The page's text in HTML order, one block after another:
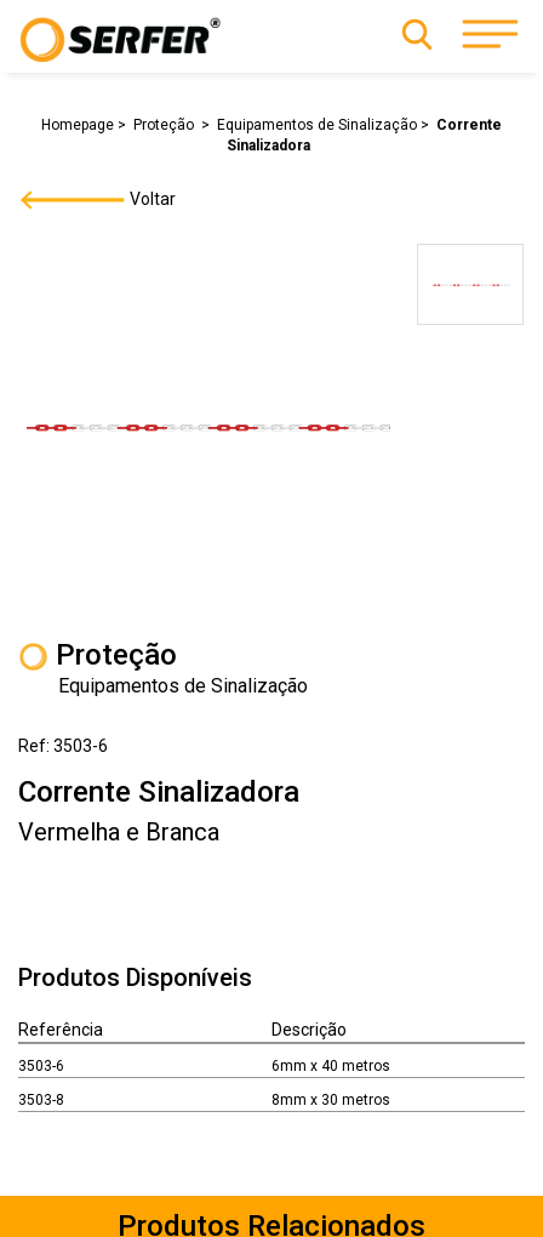
Homepage Proteção Equipamentos de Sinalização
Corrente
Sinalizadora
Voltar
Proteção
Equipamentos de Sinalização
Ref: 3503-6
Corrente Sinalizadora
Vermelha e Branca
Produtos Disponíveis
Referência
3503-6
3503-8
Descrição
6mm x 40 metros
8mm x 30 metros
Produtos Relacionados